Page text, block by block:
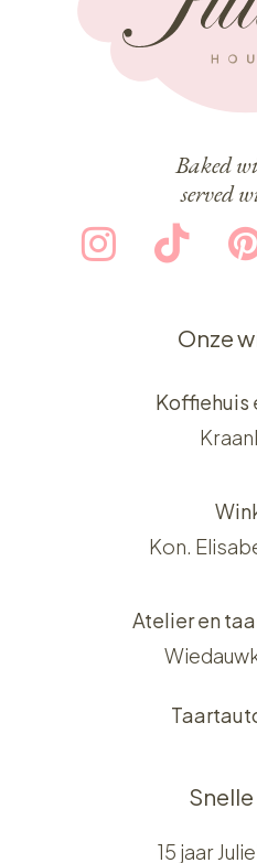
Baked
served
Onze
Koffiehuis
Kon.
Atelier en
15 jaar